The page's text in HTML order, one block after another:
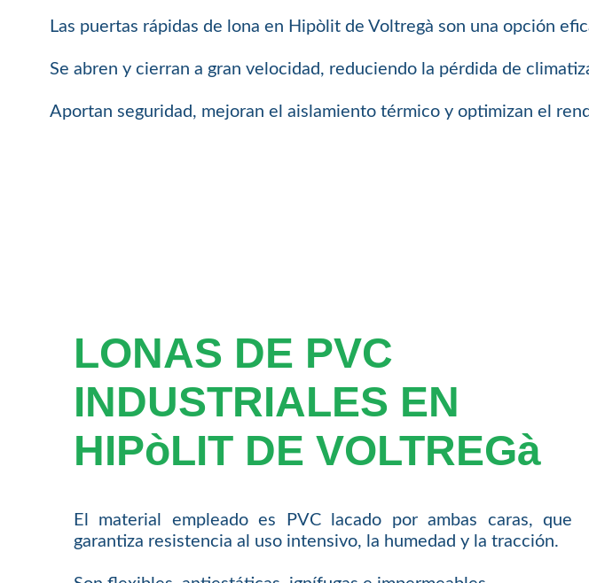
Las puertas rápidas de lona en Hipòlit de Voltregà son una opción
Se abren y cierran a gran velocidad, reduciendo la pérdida de
Aportan seguridad, mejoran el aislamiento térmico y optimizan el
LONAS DE PVC
INDUSTRIALES EN
HIPòLIT DE VOLTREGà
El material empleado es PVC lacado por ambas caras, que
garantiza resistencia al uso intensivo, la humedad y la tracción.